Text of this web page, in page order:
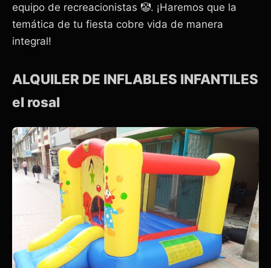
equipo de recreacionistas 🤡. ¡Haremos que la
temática de tu fiesta cobre vida de manera
integral!
ALQUILER DE INFLABLES INFANTILES
el rosal